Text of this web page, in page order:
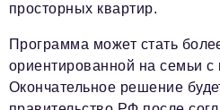
просторных квартир.
Программа может стать
ориентированной на семьи с
Окончательное решение